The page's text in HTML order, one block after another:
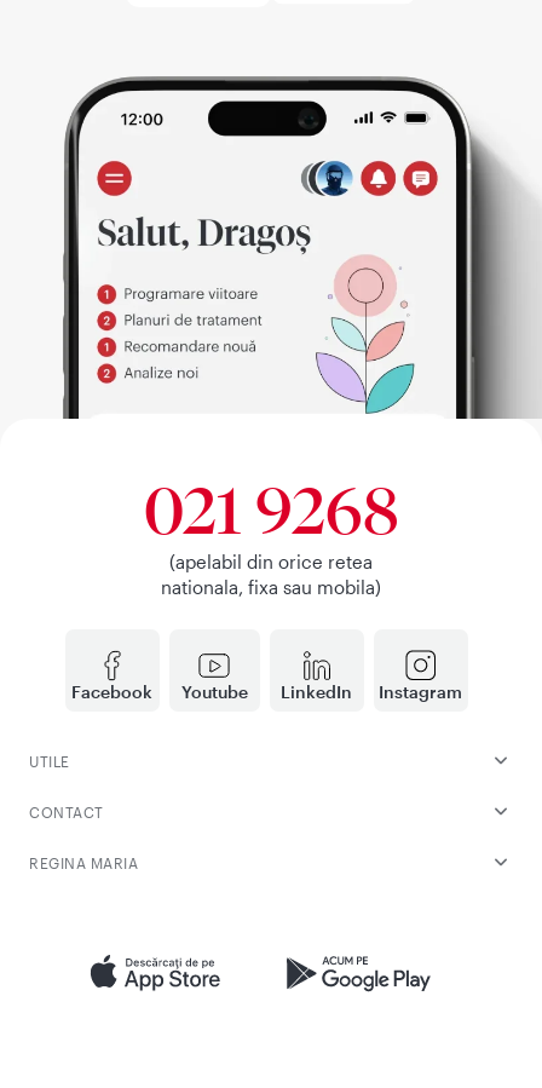
Facebook Youtube LinkedIn Instagram
021 9268
(apelabil din orice retea
nationala, fixa sau mobila)
UTILE
CONTACT
REGINA MARIA